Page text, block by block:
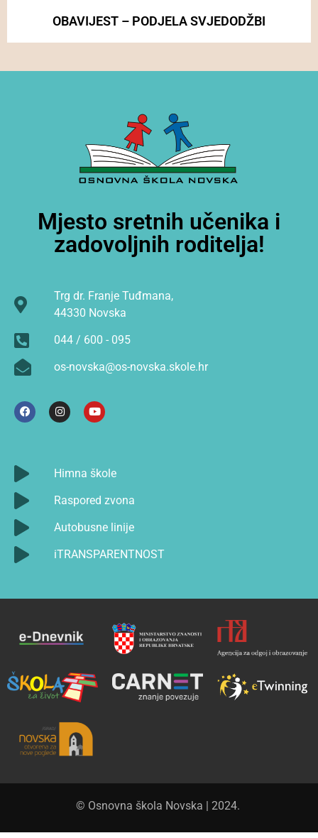
OBAVIJEST – PODJELA SVJEDODŽBI
Mjesto sretnih učenika i
zadovoljnih roditelja!
Trg dr. Franje Tuđmana,
44330 Novska
044 / 600 - 095
os-novska@os-novska.skole.hr
Himna škole
Raspored zvona
Autobusne linije
iTRANSPARENTNOST
© Osnovna škola Novska | 2024.